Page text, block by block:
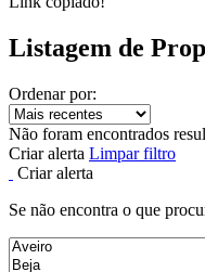
Listagem de
Ordenar por:
Não foram encontrados
Criar alerta Limpar filtro
Criar alerta
Se não encontra o que